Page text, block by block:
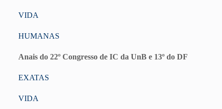
VIDA
HUMANAS
Anais do 22º Congresso de IC da UnB e 13º do DF
EXATAS
VIDA